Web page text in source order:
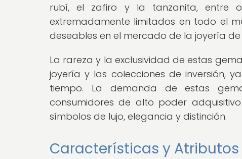
rubí, el zafiro y la tanzanita, entre
extremadamente limitados en todo el
deseables en el mercado de la joyería de
La rareza y la exclusividad de estas
joyería y las colecciones de inversión,
tiempo. La demanda de estas
consumidores de alto poder
símbolos de lujo, elegancia y distinción.
Características y Atributos